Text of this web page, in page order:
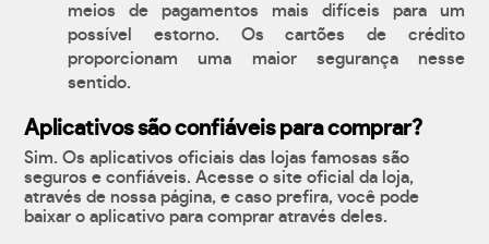
meios de pagamentos mais difíceis para um
possível estorno. Os cartões de crédito
proporcionam uma maior segurança nesse
sentido.
Aplicativos são confiáveis para comprar?
Sim. Os aplicativos oficiais das lojas famosas são
seguros e confiáveis. Acesse o site oficial da loja,
através de nossa página, e caso prefira, você pode
baixar o aplicativo para comprar através deles.